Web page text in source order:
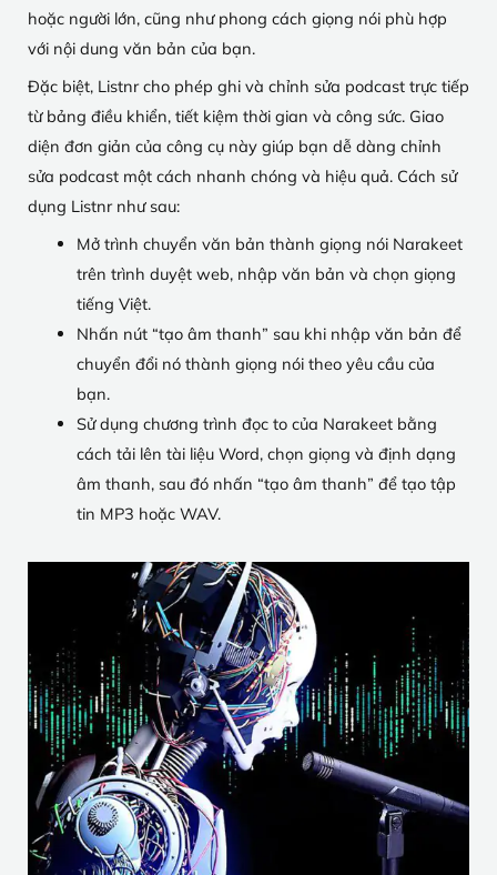
hoặc người lớn, cũng như phong cách giọng nói phù hợp
với nội dung văn bản của bạn.
Đặc biệt, Listnr cho phép ghi và chỉnh sửa podcast trực tiếp
từ bảng điều khiển, tiết kiệm thời gian và công sức. Giao
diện đơn giản của công cụ này giúp bạn dễ dàng chỉnh
sửa podcast một cách nhanh chóng và hiệu quả. Cách sử
dụng Listnr như sau:
Mở trình chuyển văn bản thành giọng nói Narakeet
trên trình duyệt web, nhập văn bản và chọn giọng
tiếng Việt.
Nhấn nút “tạo âm thanh” sau khi nhập văn bản để
chuyển đổi nó thành giọng nói theo yêu cầu của
bạn.
Sử dụng chương trình đọc to của Narakeet bằng
cách tải lên tài liệu Word, chọn giọng và định dạng
âm thanh, sau đó nhấn “tạo âm thanh” để tạo tập
tin MP3 hoặc WAV.